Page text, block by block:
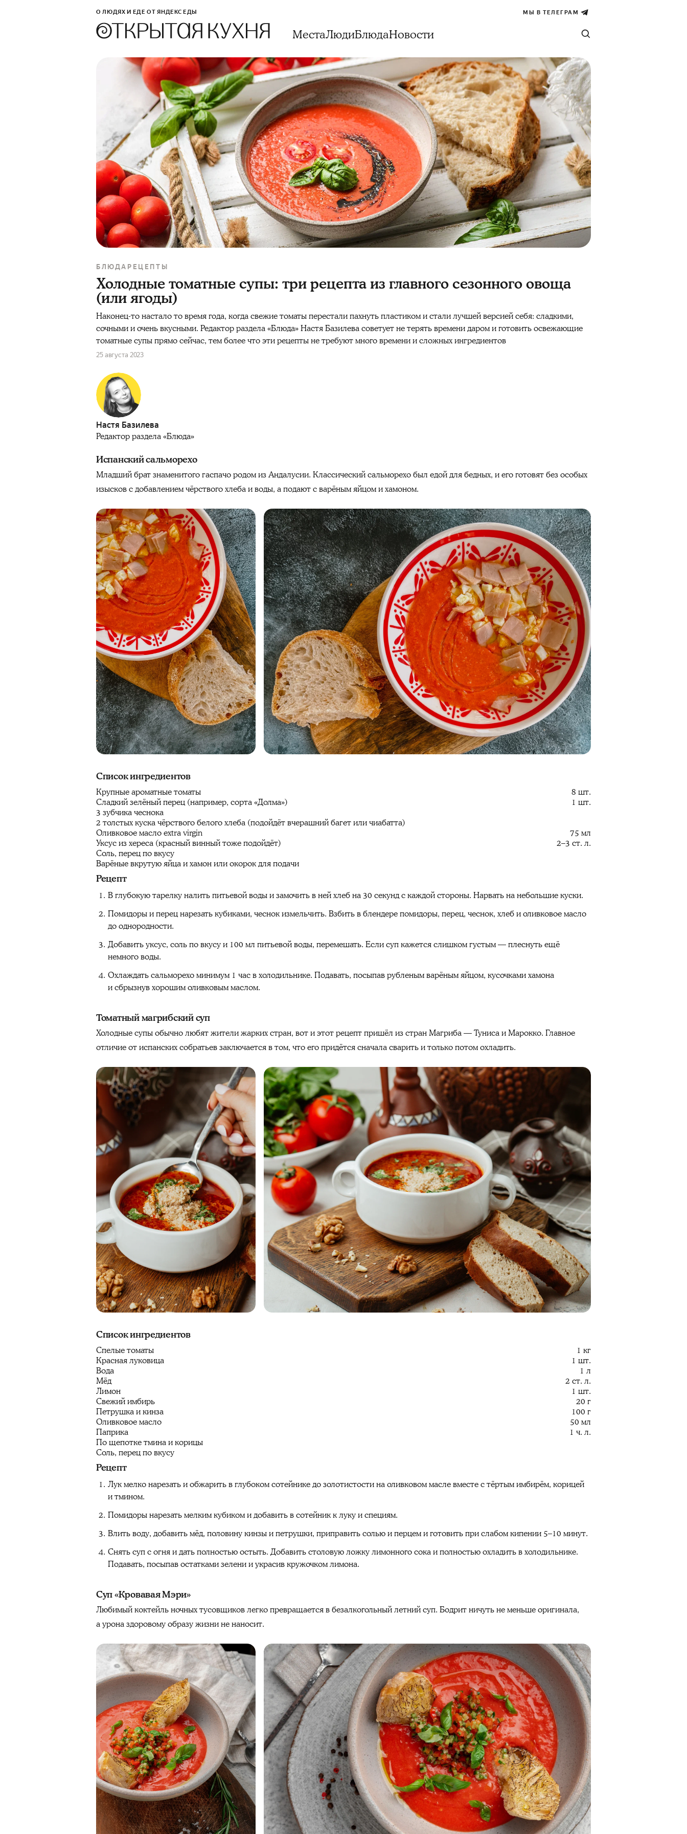
О ЛЮДЯХ И ЕДЕ ОТ ЯНДЕКС ЕДЫ МЫ В ТЕЛЕГРАМ
МестаЛюдиБлюдаНовости
БЛЮДА РЕЦЕПТЫ
Холодные томатные супы: три рецепта из главного сезонного овоща
(или ягоды)
Наконец-то настало то время года, когда свежие томаты перестали пахнуть пластиком и стали лучшей версией себя: сладкими,
сочными и очень вкусными. Редактор раздела «Блюда» Настя Базилева советует не терять времени даром и готовить освежающие
томатные супы прямо сейчас, тем более что эти рецепты не требуют много времени и сложных ингредиентов
25 августа 2023
Настя Базилева
Редактор раздела «Блюда»
Испанский сальморехо
Младший брат знаменитого гаспачо родом из Андалусии. Классический сальморехо был едой для бедных, и его готовят без особых
изысков с добавлением чёрствого хлеба и воды, а подают с варёным яйцом и хамоном.
Список ингредиентов
Крупные ароматные томаты
8 шт.
Сладкий зелёный перец (например, сорта «Долма»)
1 шт.
3 зубчика чеснока
2 толстых куска чёрствого белого хлеба (подойдёт вчерашний багет или чиабатта)
Оливковое масло extra virgin
75 мл
Уксус из хереса (красный винный тоже подойдёт)
2–3 ст. л.
Соль, перец по вкусу
Варёные вкрутую яйца и хамон или окорок для подачи
Рецепт
В глубокую тарелку налить питьевой воды и замочить в ней хлеб на 30 секунд с каждой стороны. Нарвать на небольшие куски.
Помидоры и перец нарезать кубиками, чеснок измельчить. Взбить в блендере помидоры, перец, чеснок, хлеб и оливковое масло
до однородности.
Добавить уксус, соль по вкусу и 100 мл питьевой воды, перемешать. Если суп кажется слишком густым — плеснуть ещё
немного воды.
Охлаждать сальморехо минимум 1 час в холодильнике. Подавать, посыпав рубленым варёным яйцом, кусочками хамона
и сбрызнув хорошим оливковым маслом.
Томатный магрибский суп
Холодные супы обычно любят жители жарких стран, вот и этот рецепт пришёл из стран Магриба — Туниса и Марокко. Главное
отличие от испанских собратьев заключается в том, что его придётся сначала сварить и только потом охладить.
Список ингредиентов
Спелые томаты
1 кг
Красная луковица
1 шт.
Вода
1 л
Мёд
2 ст. л.
Лимон
1 шт.
Свежий имбирь
20 г
Петрушка и кинза
100 г
Оливковое масло
50 мл
Паприка
1 ч. л.
По щепотке тмина и корицы
Соль, перец по вкусу
Рецепт
Лук мелко нарезать и обжарить в глубоком сотейнике до золотистости на оливковом масле вместе с тёртым имбирём, корицей
и тмином.
Помидоры нарезать мелким кубиком и добавить в сотейник к луку и специям.
Влить воду, добавить мёд, половину кинзы и петрушки, приправить солью и перцем и готовить при слабом кипении 5–10 минут.
Снять суп с огня и дать полностью остыть. Добавить столовую ложку лимонного сока и полностью охладить в холодильнике.
Подавать, посыпав остатками зелени и украсив кружочком лимона.
Суп «Кровавая Мэри»
Любимый коктейль ночных тусовщиков легко превращается в безалкогольный летний суп. Бодрит ничуть не меньше оригинала,
а урона здоровому образу жизни не наносит.